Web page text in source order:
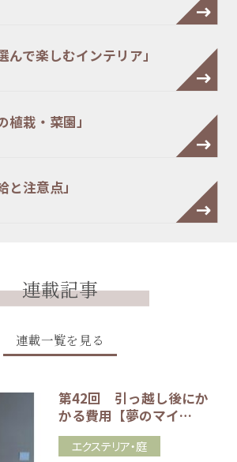
んで楽しむインテリア」
植栽・菜園」
と注意点」
連載記事
連載一覧を見る
第42回 引っ越し後にか
かる費用【夢のマイ…
エクステリア・庭